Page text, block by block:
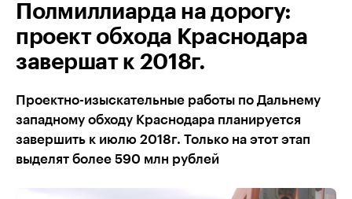
Полмиллиарда на дорогу:
проект обхода Краснодара
завершат к 2018г.
Проектно-изыскательные работы по Дальнему
западному обходу Краснодара планируется
завершить к июлю 2018г. Только на этот этап
выделят более 590 млн рублей